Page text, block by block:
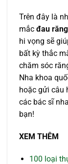
Trên đây là
mắc đau
hi vọng sẽ
bất kỳ thắc
chăm sóc
Nha khoa
hoặc gửi câu
các bác sĩ
bạn!
XEM THÊM
100 loại